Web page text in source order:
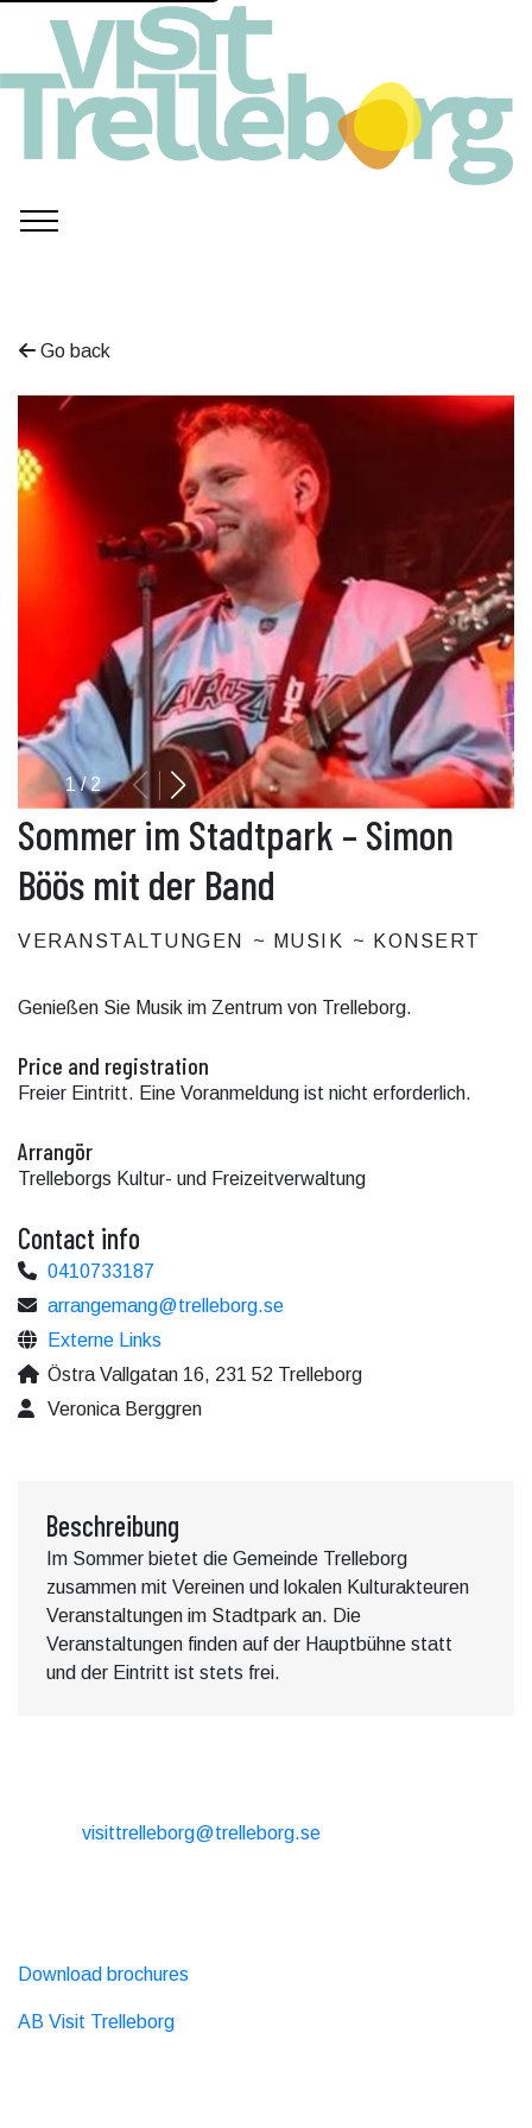
Go back
1/2
Sommer im Stadtpark – Simon
Böös mit der Band
VERANSTALTUNGEN MUSIK KONSERT
Genießen Sie Musik im Zentrum von Trelleborg.
Price and registration
Freier Eintritt. Eine Voranmeldung ist nicht erforderlich.
Arrangör
Trelleborgs Kultur- und Freizeitverwaltung
Contact info
0410733187
arrangemang@trelleborg.se
Externe Links
Östra Vallgatan 16, 231 52 Trelleborg
Veronica Berggren
Beschreibung
Im Sommer bietet die Gemeinde Trelleborg
zusammen mit Vereinen und lokalen Kulturakteuren
Veranstaltungen im Stadtpark an. Die
Veranstaltungen finden auf der Hauptbühne statt
und der Eintritt ist stets frei.
visittrelleborg@trelleborg.se
Download brochures
AB Visit Trelleborg